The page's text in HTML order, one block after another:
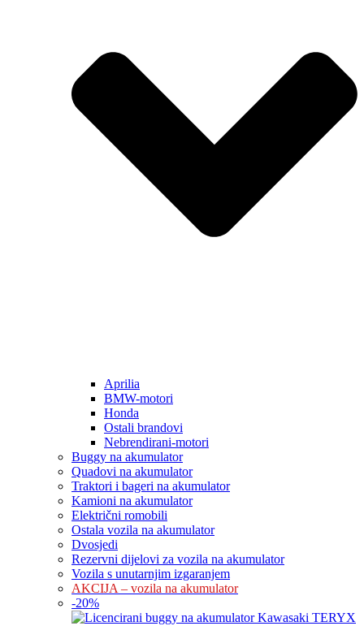
Aprilia
BMW-motori
Honda
Ostali brandovi
Nebrendirani-motori
Buggy na akumulator
Quadovi na akumulator
Traktori i bageri na akumulator
Kamioni na akumulator
Električni romobili
Ostala vozila na akumulator
Dvosjedi
Rezervni dijelovi za vozila na akumulator
Vozila s unutarnjim izgaranjem
AKCIJA – vozila na akumulator
-20%